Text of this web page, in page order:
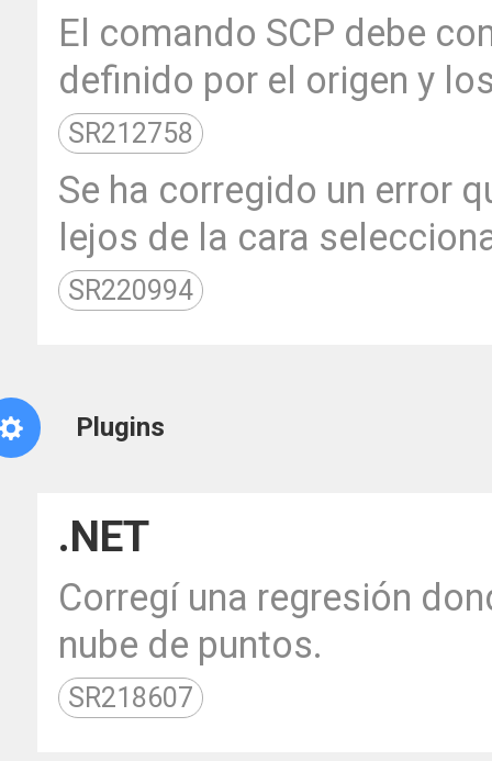
El comando SCP debe
definido por el origen y
SR212758
Se ha corregido un error
lejos de la cara
SR220994
Plugins
.NET
Corregí una regresión
nube de puntos.
SR218607